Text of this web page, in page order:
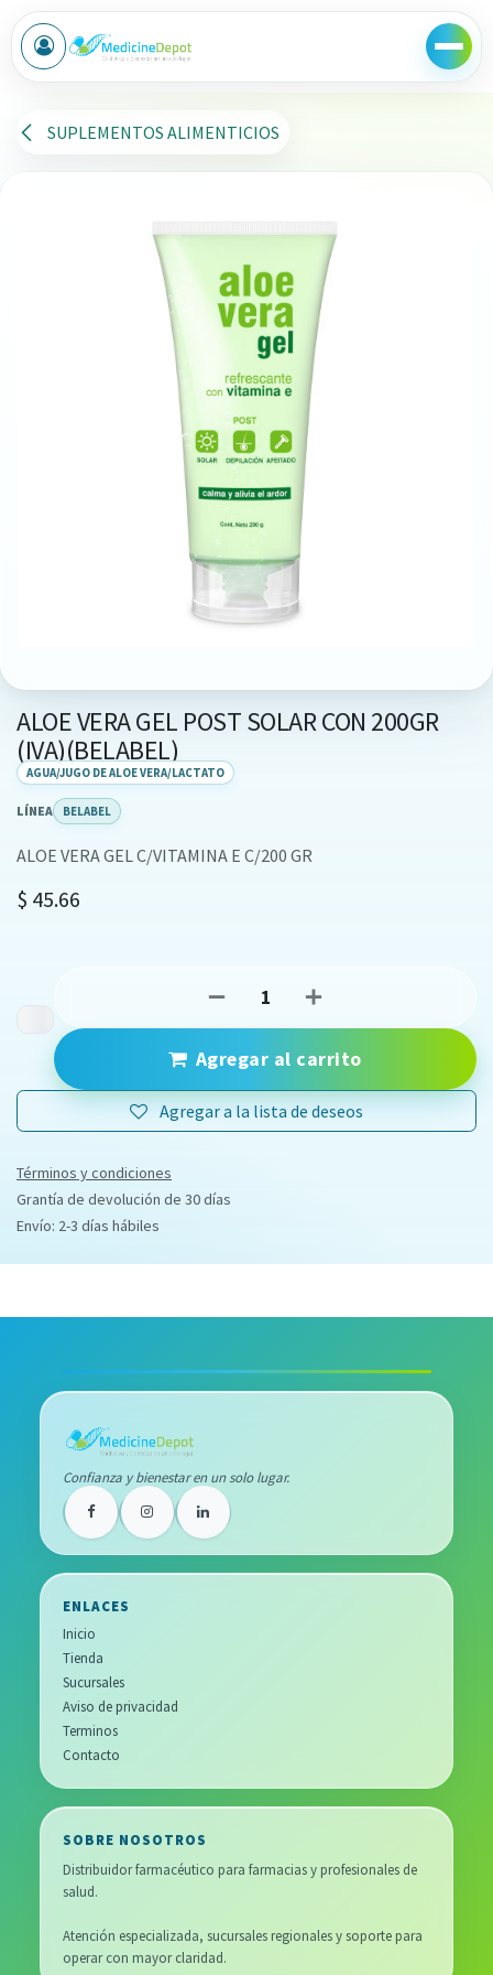
Ir al contenido
SUPLEMENTOS ALIMENTICIOS
ALOE VERA GEL POST SOLAR CON 200GR
(IVA)(BELABEL)
AGUA/JUGO DE ALOE VERA/LACTATO
LÍNEA BELABEL
ALOE VERA GEL C/VITAMINA E C/200 GR
$ 45.66
Agregar al carrito
Agregar a la lista de deseos
Términos y condiciones
Grantía de devolución de 30 días
Envío: 2-3 días hábiles
Confianza y bienestar en un solo lugar.
ENLACES
Inicio
Tienda
Sucursales
Aviso de privacidad
Terminos
Contacto
SOBRE NOSOTROS
Distribuidor farmacéutico para farmacias y profesionales de
salud.
Atención especializada, sucursales regionales y soporte para
operar con mayor claridad.